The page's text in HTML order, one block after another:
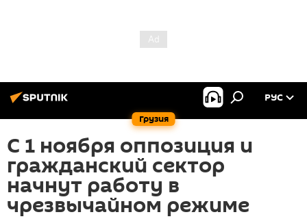
Грузия
РУС
С 1 ноября оппозиция и
гражданский сектор
начнут работу в
чрезвычайном режиме